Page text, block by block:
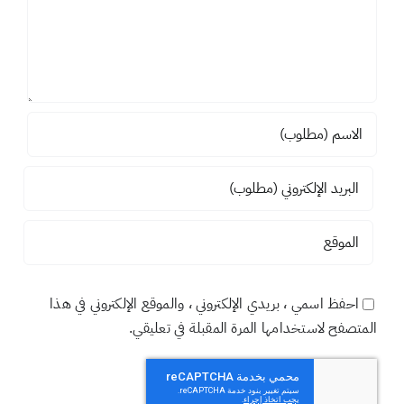
احفظ اسمي ، بريدي الإلكتروني ، والموقع الإلكتروني في هذا
المتصفح لاستخدامها المرة المقبلة في تعليقي.